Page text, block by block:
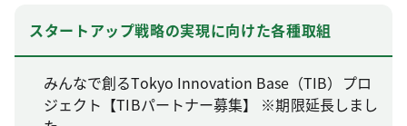
スタートアップ戦略の実現に向けた各種取組
みんなで創るTokyo Innovation Base（TIB）プロ
ジェクト【TIBパートナー募集】 ※期限延長しまし